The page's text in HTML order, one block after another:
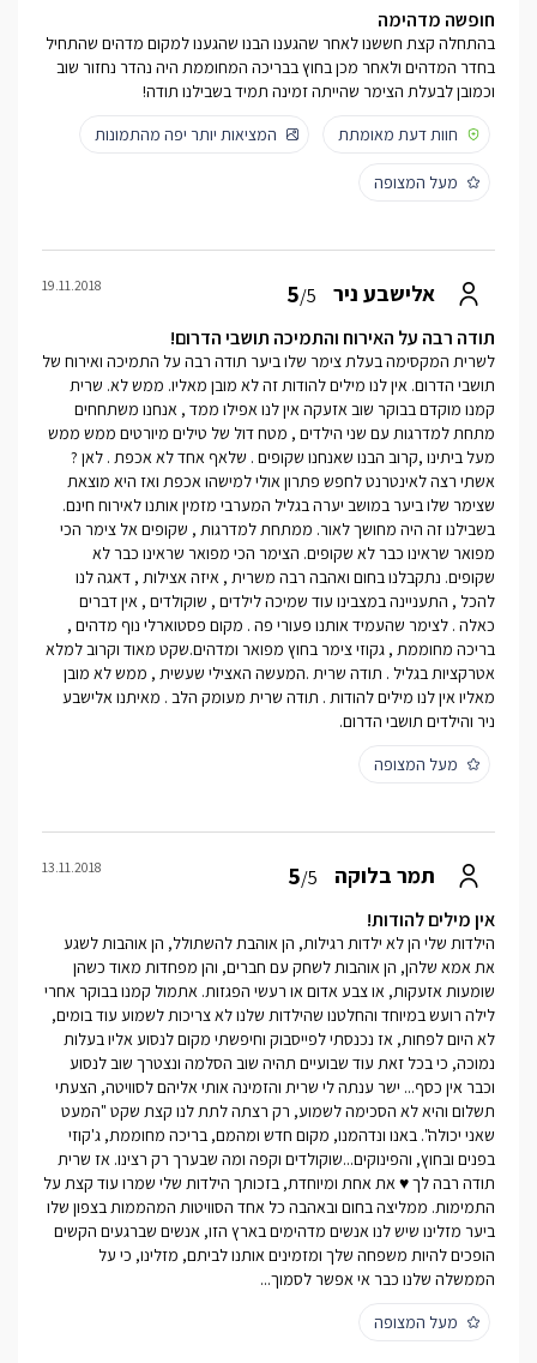
חופשה מדהימה
בהתחלה קצת חששנו לאחר שהגענו הבנו שהגענו למקום מדהים שהתחיל
בחדר המדהים ולאחר מכן בחוץ בבריכה המחוממת היה נהדר נחזור שוב
וכמובן לבעלת הצימר שהייתה זמינה תמיד בשבילנו תודה!
חוות דעת מאומתת
המציאות יותר יפה מהתמונות
מעל המצופה
אלישבע ניר 5/5
19.11.2018
תודה רבה על האירוח והתמיכה תושבי הדרום!
לשרית המקסימה בעלת צימר שלו ביער תודה רבה על התמיכה ואירוח של
תושבי הדרום. אין לנו מילים להודות זה לא מובן מאליו. ממש לא. שרית
קמנו מוקדם בבוקר שוב אזעקה אין לנו אפילו ממד , אנחנו משתחחים
מתחת למדרגות עם שני הילדים , מטח דול של טילים מיורטים ממש ממש
מעל ביתינו ,קרוב הבנו שאנחנו שקופים . שלאף אחד לא אכפת . לאן ?
אשתי רצה לאינטרנט לחפש פתרון אולי למישהו אכפת ואז היא מוצאת
שצימר שלו ביער במושב יערה בגליל המערבי מזמין אותנו לאירוח חינם.
בשבילנו זה היה מחושך לאור. ממתחת למדרגות , שקופים אל צימר הכי
מפואר שראינו כבר לא שקופים. הצימר הכי מפואר שראינו כבר לא
שקופים. נתקבלנו בחום ואהבה רבה משרית , איזה אצילות , דאגה לנו
להכל , התעניינה במצבינו עוד שמיכה לילדים , שוקולדים , אין דברים
כאלה . לצימר שהעמיד אותנו פעורי פה . מקום פסטוארלי נוף מדהים ,
בריכה מחוממת , גקוזי צימר בחוץ מפואר ומדהים.שקט מאוד וקרוב למלא
אטרקציות בגליל . תודה שרית .המעשה האצילי שעשית , ממש לא מובן
מאליו אין לנו מילים להודות . תודה שרית מעומק הלב . מאיתנו אלישבע
ניר והילדים תושבי הדרום.
מעל המצופה
תמר בלוקה 5/5
13.11.2018
אין מילים להודות!
הילדות שלי הן לא ילדות רגילות, הן אוהבת להשתולל, הן אוהבות לשגע
את אמא שלהן, הן אוהבות לשחק עם חברים, והן מפחדות מאוד כשהן
שומעות אזעקות, או צבע אדום או רעשי הפגזות. אתמול קמנו בבוקר אחרי
לילה רועש במיוחד והחלטנו שהילדות שלנו לא צריכות לשמוע עוד בומים,
לא היום לפחות, אז נכנסתי לפייסבוק וחיפשתי מקום לנסוע אליו בעלות
נמוכה, כי בכל זאת עוד שבועיים תהיה שוב הסלמה ונצטרך שוב לנסוע
וכבר אין כסף... ישר ענתה לי שרית והזמינה אותי אליהם לסוויטה, הצעתי
תשלום והיא לא הסכימה לשמוע, רק רצתה לתת לנו קצת שקט "המעט
שאני יכולה". באנו ונדהמנו, מקום חדש ומהמם, בריכה מחוממת, ג'קוזי
בפנים ובחוץ, והפינוקים...שוקולדים וקפה ומה שבערך רק רצינו. אז שרית
תודה רבה לך ♥ את אחת ומיוחדת, בזכותך הילדות שלי שמרו עוד קצת על
התמימות. ממליצה בחום ובאהבה כל אחד הסוויטות המהממות בצפון שלו
ביער מזלינו שיש לנו אנשים מדהימים בארץ הזו, אנשים שברגעים הקשים
הופכים להיות משפחה שלך ומזמינים אותנו לביתם, מזלינו, כי על
הממשלה שלנו כבר אי אפשר לסמוך...
מעל המצופה